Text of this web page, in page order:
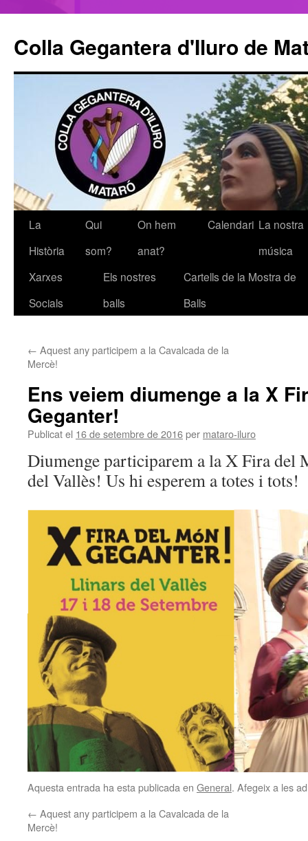
Colla Gegantera d'Iluro de
Vés
contingut
La
Història
Qui
som?
On hem
anat?
Calendari La nostra
música
Xarxes
Socials
Els nostres
balls
Cartells de la Mostra de
Balls
← Aquest any participem a la Cavalcada de la
Mercè!
Ens veiem diumenge a la X
Geganter!
Publicat el 16 de setembre de 2016per mataro-iluro
Diumenge participarem a la X Fira del
del Vallès! Us hi esperem a totes i tots!
Aquesta entrada ha esta publicada en General. Afegeix a les
← Aquest any participem a la Cavalcada de la
Mercè!